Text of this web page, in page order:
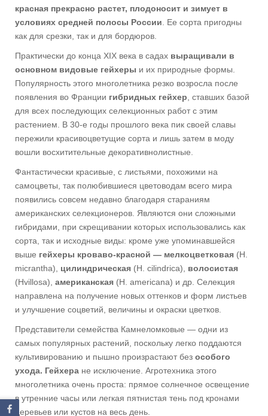
красная прекрасно растет, плодоносит и зимует в
условиях средней полосы России . Ее сорта пригодны
как для срезки, так и для бордюров.
Практически до конца XIX века в садах выращивали в
основном видовые гейхеры и их природные формы.
Популярность этого многолетника резко возросла после
появления во Франции гибридных гейхер , ставших базой
для всех последующих селекционных работ с этим
растением. В 30-е годы прошлого века пик своей славы
пережили красивоцветущие сорта и лишь затем в моду
вошли восхитительные декоративнолистные.
Фантастически красивые, с листьями, похожими на
самоцветы, так полюбившиеся цветоводам всего мира
появились совсем недавно благодаря стараниям
американских селекционеров. Являются они сложными
гибридами, при скрещивании которых использовались как
сорта, так и исходные виды: кроме уже упоминавшейся
выше гейхеры кроваво-красной — мелкоцветковая (Н.
micrantha), цилиндрическая (Н. cilindrica), волосистая
(Hvillosa), американская (Н. americana) и др. Селекция
направлена на получение новых оттенков и форм листьев
и улучшение соцветий, величины и окраски цветков.
Представители семейства Камнеломковые — одни из
самых популярных растений, поскольку легко поддаются
культивированию и пышно произрастают без особого
ухода. Гейхера не исключение. Агротехника этого
многолетника очень проста: прямое солнечное освещение
в утренние часы или легкая пятнистая тень под кронами
деревьев или кустов на весь день.